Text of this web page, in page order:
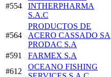
#554
INTHERPHARMA
S.A.C
#564
PRODUCTOS DE
ACERO CASSADO SA
PRODAC S.A
#591 FARMEX S.A
#612
OCEANO FISHING